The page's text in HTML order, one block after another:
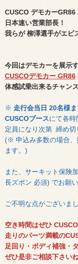
CUSCO デモカーGR86
日本速い営業部長！
我らが 柳澤選手がエビ
今回はデモカーを展示
CUSCOデモカー GR86
体感試乗出来るチャン
※ 走行会当日 20名様
CUSCOブースにて各時
定員になり次第 締め切
(※ 申込み多数の場合、
ます。)
また、サーキット保険
長ズボン 必須) でお願い
ご不明な点がございま
空き時間はぜひ
走りのパーツ満載の
足回り・ボディ補強・
ぜひ是非ご相談下さい